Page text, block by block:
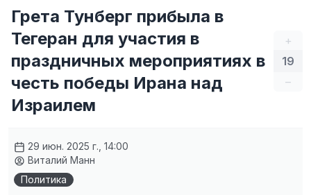
+
19
–
Грета Тунберг прибыла в
Тегеран для участия в
праздничных мероприятиях в
честь победы Ирана над
Израилем
29 июн. 2025 г., 14:00
Виталий Манн
Политика